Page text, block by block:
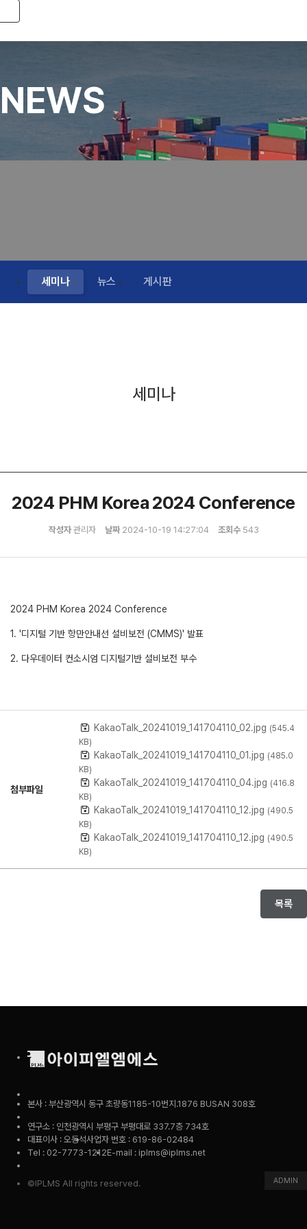
Toggle navigation
NEWS
세미나 뉴스 게시판
세미나
2024 PHM Korea 2024 Conference
작성자관리자 날짜2024-10-19 14:27:04 조회수543
2024 PHM Korea 2024 Conference
1. '디지털 기반 항만안내선 설비보전 (CMMS)' 발표
2. 다우데이터 컨소시엄 디지털기반 설비보전 부수
첨부파일
KakaoTalk_20241019_141704110_02.jpg (545.4
KB)
KakaoTalk_20241019_141704110_01.jpg (485.0
KB)
KakaoTalk_20241019_141704110_04.jpg (416.8
KB)
KakaoTalk_20241019_141704110_12.jpg (490.5
KB)
KakaoTalk_20241019_141704110_12.jpg (490.5
KB)
목록
본사 : 부산광역시 동구 초량동1185-10번지.1876 BUSAN 308호
연구소 : 인천광역시 부평구 부평대로 337.7층 734호
대표이사 : 오동석사업자 번호 : 619-86-02484
Tel : 02-7773-1212E-mail : iplms@iplms.net
©IPLMS All rights reserved. ADMIN